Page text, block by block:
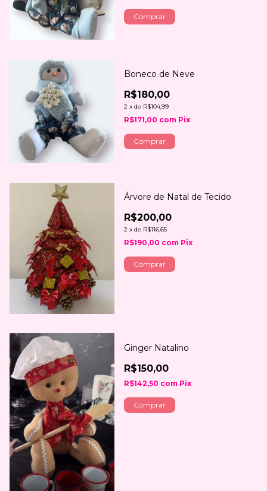
Comprar
Boneco de Neve
R$180,00
2 x de R$104,99
R$171,00 com Pix
Comprar
Árvore de Natal de Tecido
R$200,00
2 x de R$116,65
R$190,00 com Pix
Comprar
Ginger Natalino
R$150,00
R$142,50 com Pix
Comprar